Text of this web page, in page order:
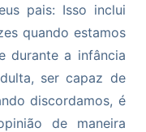
pais: Isso inclui
quando estamos
durante a infância
ser capaz de
discordamos, é
de maneira